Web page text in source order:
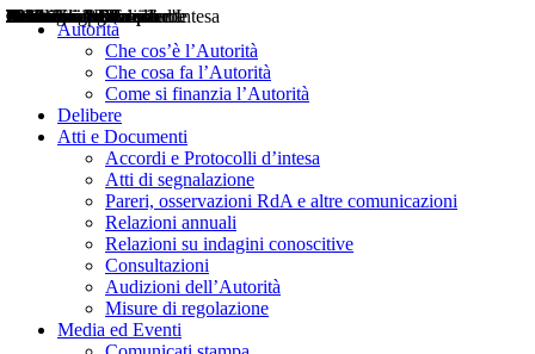
Autorità
Che cos’è l’Autorità
Che cosa fa l’Autorità
Come si finanzia l’Autorità
Delibere
Atti e Documenti
Accordi e Protocolli d’intesa
Atti di segnalazione
Pareri, osservazioni RdA e altre comunicazioni
Relazioni annuali
Relazioni su indagini conoscitive
Consultazioni
Audizioni dell’Autorità
Misure di regolazione
Media ed Eventi
Delibere
Pareri
Consultazioni
Audizioni
Atti di Segnalazione
Accordi e Protocolli d'Intesa
Relazioni annuali
Misure di regolazione
Notizie
Comunicati Stampa
Bollettini ART
Convegni ART
Interviste del Presidente
Articoli in primo piano
Interventi del Presidente
2004
2005
2010
2013
2014
2015
2016
2017
2018
2019
202
2020
2021
2022
2023
2024
2025
2026
Aereo
Marittimo
Terrestre